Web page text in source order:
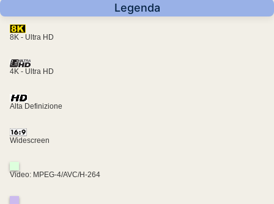
Legenda
8K - Ultra HD
4K - Ultra HD
Alta Definizione
Widescreen
Video: MPEG-4/AVC/H-264